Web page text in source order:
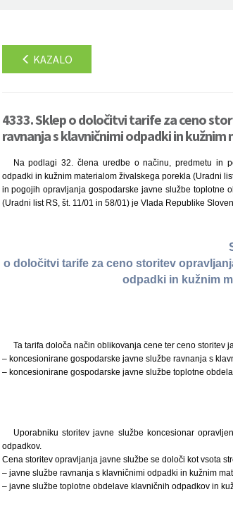
KAZALO
4333. Sklep o določitvi tarife za ceno
ravnanja s klavničnimi odpadki in
Na podlagi 32. člena uredbe o načinu, predmetu in
odpadki in kužnim materialom živalskega porekla (Uradni
in pogojih opravljanja gospodarske javne službe toplotne
(Uradni list RS, št. 11/01 in 58/01) je Vlada Republike
o določitvi tarife za ceno storitev
odpadki in kužnim
Ta tarifa določa način oblikovanja cene ter ceno storitev
– koncesionirane gospodarske javne službe ravnanja s
– koncesionirane gospodarske javne službe toplotne
Uporabniku storitev javne službe koncesionar
odpadkov.
Cena storitev opravljanja javne službe se določi kot vsota
– javne službe ravnanja s klavničnimi odpadki in kužnim
– javne službe toplotne obdelave klavničnih odpadkov in